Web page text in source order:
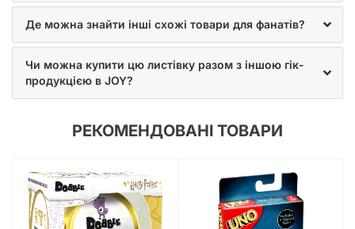
Де можна знайти інші схожі товари для фанатів?
Чи можна купити цю листівку разом з іншою гік-
продукцією в JOY?
РЕКОМЕНДОВАНІ ТОВАРИ